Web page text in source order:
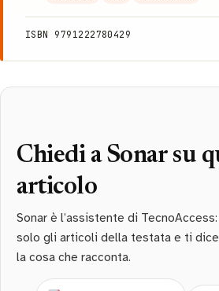
ISBN 9791222780429
Chiedi a Sonar su
articolo
Sonar è l’assistente di
solo gli articoli della testata e ti
la cosa che racconta.